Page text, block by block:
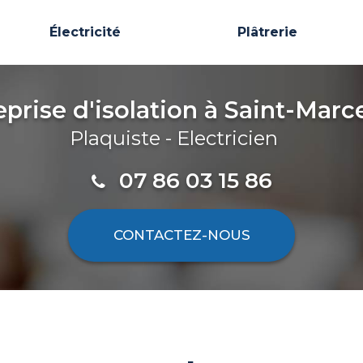
Électricité Plâtrerie
d'isolation à Saint-
Plaquiste - Electricien
07 86 03 15 86
CONTACTEZ-NOUS